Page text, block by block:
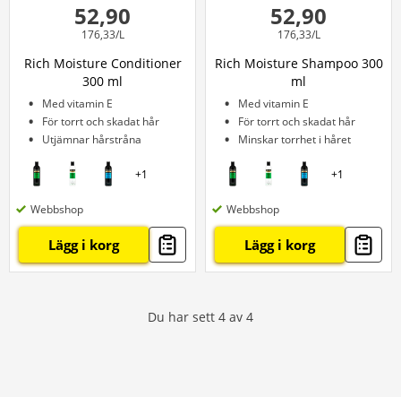
52,90
176,33/L
Rich Moisture Conditioner
300 ml
Med vitamin E
För torrt och skadat hår
Utjämnar hårstråna
+1
Webbshop
Lägg i korg
52,90
176,33/L
Rich Moisture Shampoo 300
ml
Med vitamin E
För torrt och skadat hår
Minskar torrhet i håret
+1
Webbshop
Lägg i korg
Du har sett 4 av 4